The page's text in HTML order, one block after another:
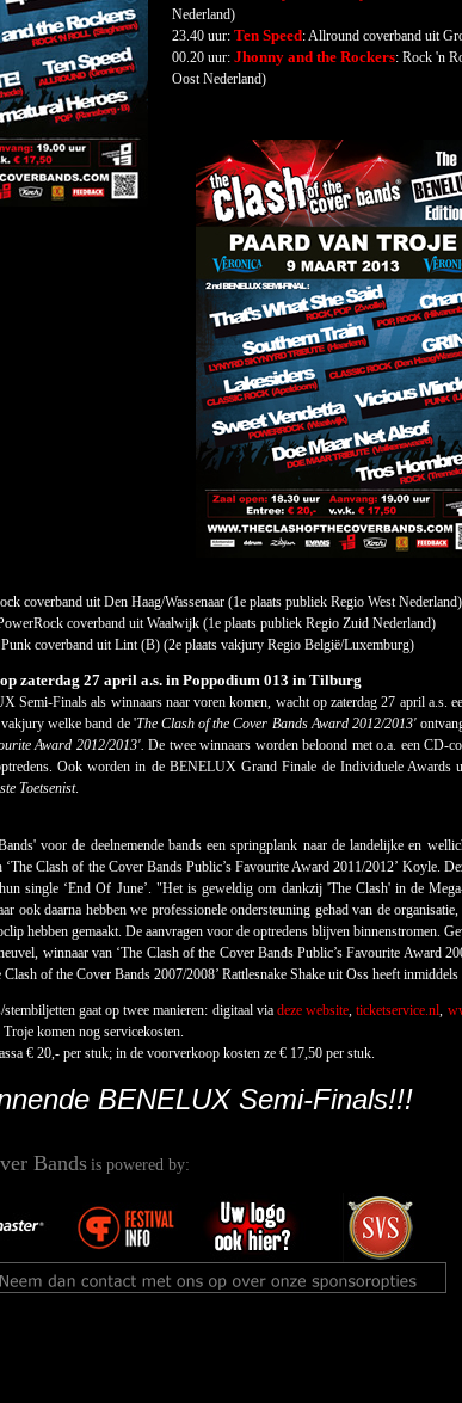
Nederland)
23.40 uur: Ten Speed: Allround coverband uit
00.20 uur: Jhonny and the Rockers: Rock 'n
Oost Nederland)
coverband uit Den Haag/Wassenaar (1e plaats publiek Regio West Nederland)
coverband uit Waalwijk (1e plaats publiek Regio Zuid Nederland)
Punk coverband uit Lint (B) (2e plaats vakjury Regio België/Luxemburg)
zaterdag 27 april a.s. in Poppodium 013 in Tilburg
Semi-Finals als winnaars naar voren komen, wacht op zaterdag 27 april a.s.
welke band de 'The Clash of the Cover Bands Award 2012/2013'
Award 2012/2013'. De twee winnaars worden beloond met o.a. een CD-
Ook worden in de BENELUX Grand Finale de Individuele Awards
Toetsenist.
voor de deelnemende bands een springplank naar de landelijke en
‘The Clash of the Cover Bands Public’s Favourite Award 2011/2012’ Koyle.
single ‘End Of June’. "Het is geweldig om dankzij 'The Clash' in de
ook daarna hebben we professionele ondersteuning gehad van de
hebben gemaakt. De aanvragen voor de optredens blijven binnenstromen.
winnaar van ‘The Clash of the Cover Bands Public’s Favourite Award
of the Cover Bands 2007/2008’ Rattlesnake Shake uit Oss heeft
gaat op twee manieren: digitaal via deze website,ticketservice.nl,
komen nog servicekosten.
€ 20,- per stuk; in de voorverkoop kosten ze € 17,50 per stuk.
BENELUX Semi-Finals!!!
Bands is powered by: